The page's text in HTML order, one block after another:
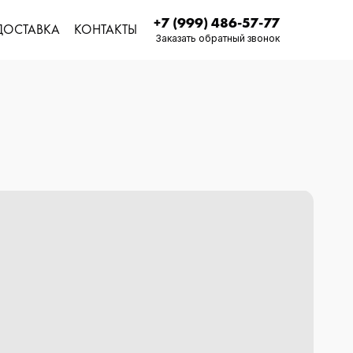
КОНТАКТЫ +7 (999) 486-57-77
Заказать обратный звонок